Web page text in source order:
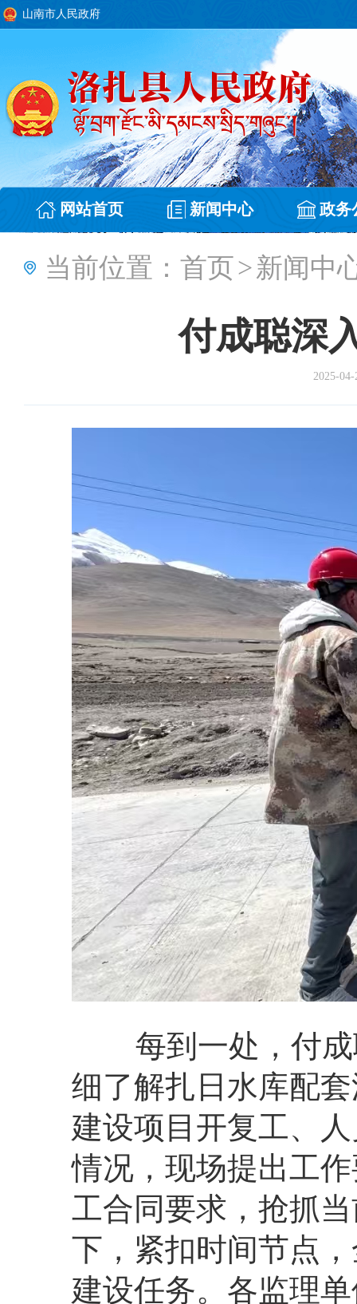
山南市人民政府
网站首页 新闻中心 政务
当前位置： 首页>新闻中
付成聪深
2025-
每到一处，付成
细了解扎日水库配
建设项目开复工、
情况，现场提出工
工合同要求，抢抓
下，紧扣时间节点
建设任务。 各监理